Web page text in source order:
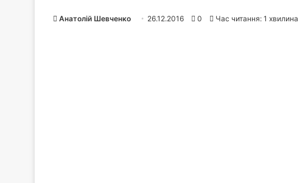
Анатолій Шевченко 26.12.2016 0 Час читання: 1 хвилина